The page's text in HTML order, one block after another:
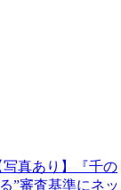
写真あり】『千の
”審査基準にネッ